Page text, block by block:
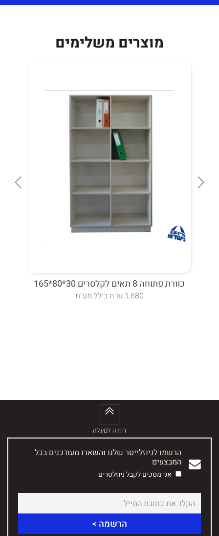
מוצרים משלימים
כוורת פתוחה 8 תאים לקלסרים 30*80*165
1,680 ש"ח כולל מע"מ
חזרה למעלה
הרשמו לניוזלייטר שלנו והשארו מעודכנים בכל
המבצעים
אני מסכים לקבל ניוזלטרים